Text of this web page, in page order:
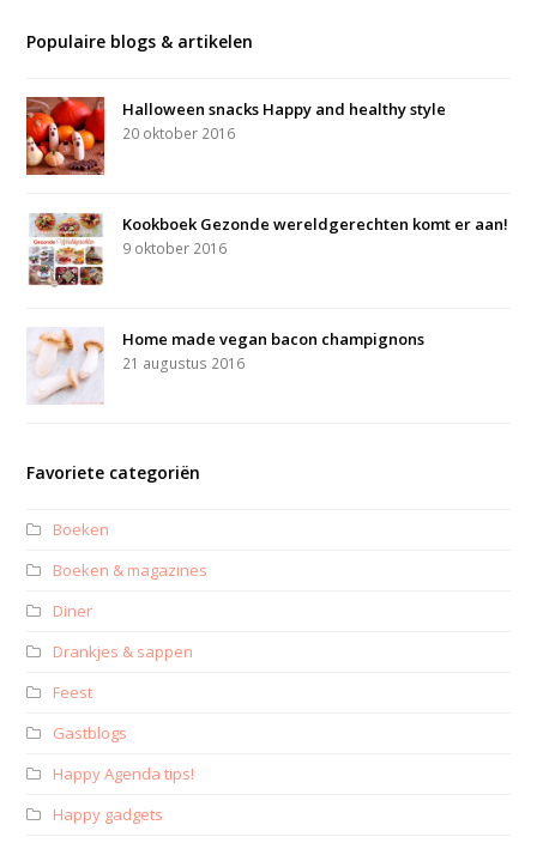
Populaire blogs & artikelen
Halloween snacks Happy and healthy style
20 oktober 2016
Kookboek Gezonde wereldgerechten komt er aan!
9 oktober 2016
Home made vegan bacon champignons
21 augustus 2016
Favoriete categoriën
Boeken
Boeken & magazines
Diner
Drankjes & sappen
Feest
Gastblogs
Happy Agenda tips!
Happy gadgets